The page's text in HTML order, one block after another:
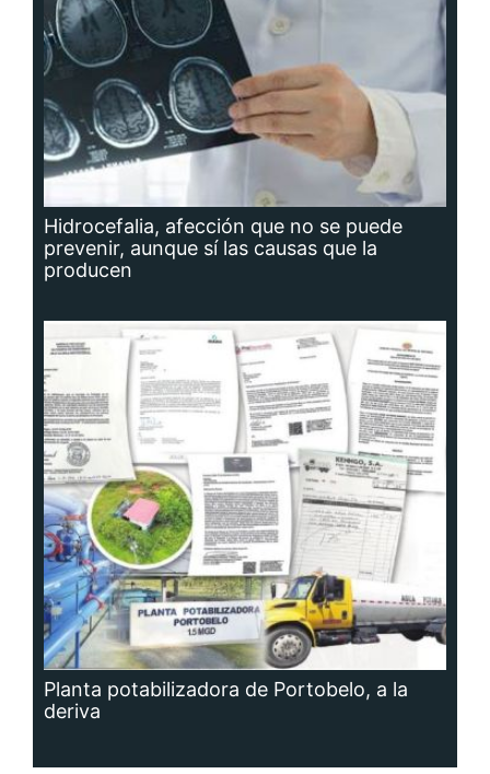
Hidrocefalia, afección que no se puede
prevenir, aunque sí las causas que la
producen
Planta potabilizadora de Portobelo, a la
deriva